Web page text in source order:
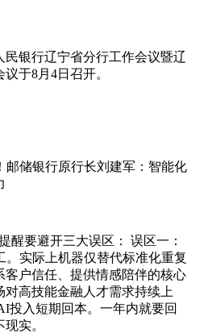
民银行辽宁省分行工作会议暨辽
于8月4日召开。
邮储银行原行长刘建军：智能化
醒要避开三大误区： 误区一：
。实际上机器仅替代标准化重复
客户信任、提供情感陪伴的核心
对高技能金融人才需求持续上
投入短期回本。一年内就要回
实。